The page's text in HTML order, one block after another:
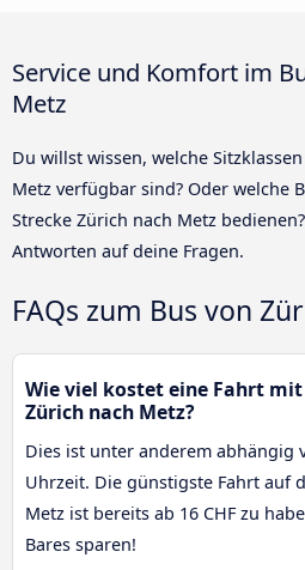
Service und Komfort im
Metz
Du willst wissen, welche
Metz verfügbar sind? Oder welche
Strecke Zürich nach Metz
Antworten auf deine Fragen.
FAQs zum Bus von
Wie viel kostet eine Fahrt
Zürich nach Metz?
Dies ist unter anderem abhängig
Uhrzeit. Die günstigste Fahrt auf
Metz ist bereits ab 16 CHF zu
Bares sparen!